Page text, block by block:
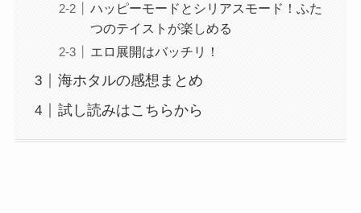
ハッピーモードとシリアスモード！ふた
つのテイストが楽しめる
エロ展開はバッチリ！
海ホタルの感想まとめ
試し読みはこちらから